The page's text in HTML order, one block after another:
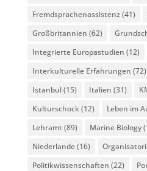
Fremdsprachenassistenz(41)
Großbritannien (62)
Integrierte Europastudien (12)
Interkulturelle Erfahrungen (72)
Istanbul(15) Italien (31)
Kulturschock (12) Leben im
Lehramt (89) Marine Biology
Niederlande(16)
Politikwissenschaften (22)